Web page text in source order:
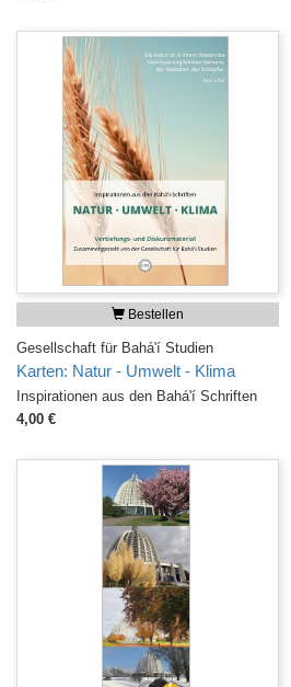
Bestellen
Gesellschaft für Bahá'í Studien
Karten: Natur - Umwelt - Klima
Inspirationen aus den Bahá'í Schriften
4,00 €